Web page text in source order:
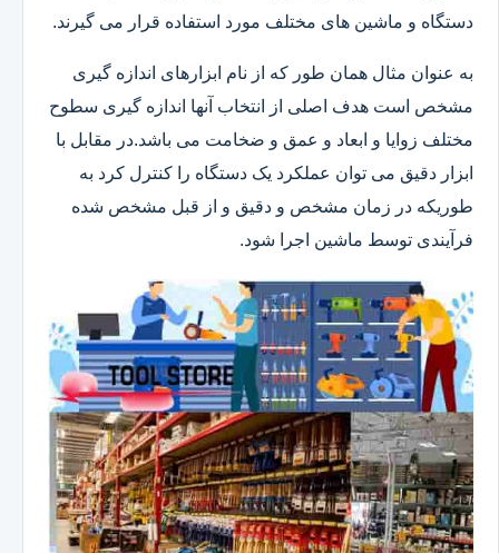
دستگاه و ماشین های مختلف مورد استفاده قرار می گیرند.
به عنوان مثال همان طور که از نام ابزارهای اندازه گیری
مشخص است هدف اصلی از انتخاب آنها اندازه گیری سطوح
مختلف زوایا و ابعاد و عمق و ضخامت می باشد.در مقابل با
ابزار دقیق می توان عملکرد یک دستگاه را کنترل کرد به
طوریکه در زمان مشخص و دقیق و از قبل مشخص شده
فرآیندی توسط ماشین اجرا شود.